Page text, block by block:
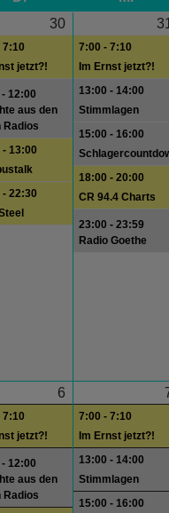
30
7:10
jetzt?!
12:00
aus den
Radios
13:00
22:30
7:00 - 7:10
Im Ernst jetzt?!
13:00 - 14:00
Stimmlagen
15:00 - 16:00
18:00 - 20:00
CR 94.4 Charts
23:00 - 23:59
Radio Goethe
6
7:10
jetzt?!
12:00
aus den
Radios
7:00 - 7:10
Im Ernst jetzt?!
13:00 - 14:00
Stimmlagen
15:00 - 16:00